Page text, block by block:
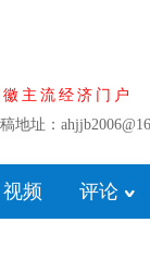
徽主流经济门户
地址：
视频 评论